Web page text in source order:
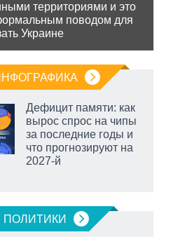
территориями и это
поводом для
Украине
Дефицит памяти: как
вырос спрос на чипы
за последние годы и
что прогнозируют на
2027-й
ПОЛИТИКИ